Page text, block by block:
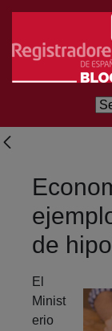
Skip to Main
de
El
Minist
erio